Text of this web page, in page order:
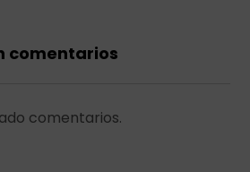
comentarios
comentarios.